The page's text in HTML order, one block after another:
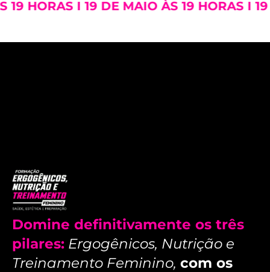
19 HORAS I 19 DE MAIO ÀS 19 HORAS I
Domine definitivamente os três
pilares: Ergogênicos, Nutrição e
Treinamento Feminino, com os